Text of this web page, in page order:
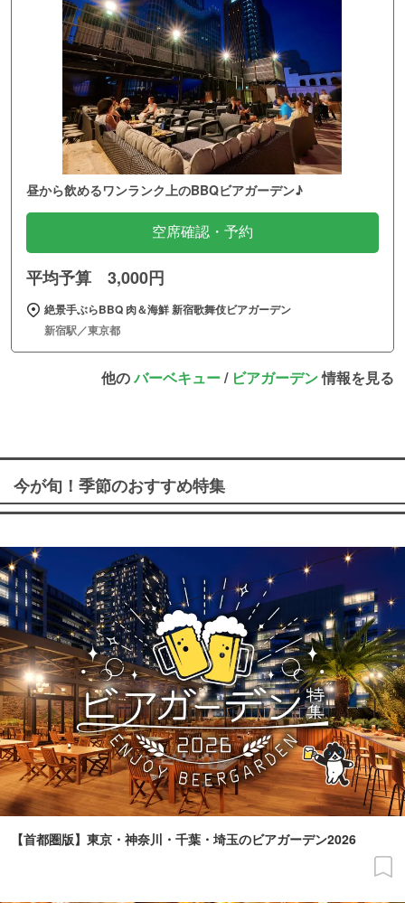
昼から飲めるワンランク上のBBQビアガーデン♪
空席確認・予約
平均予算 3,000円
絶景手ぶらBBQ 肉＆海鮮 新宿歌舞伎ビアガーデン
新宿駅／東京都
他のバーベキュー/ ビアガーデン情報を見る
今が旬！季節のおすすめ特集
【首都圏版】東京・神奈川・千葉・埼玉のビアガーデン2026